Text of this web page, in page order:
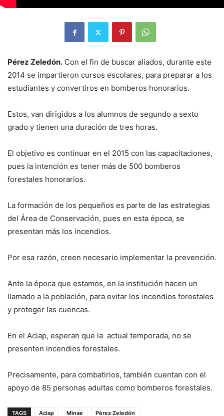
Pérez Zeledón. Con el fin de buscar aliados, durante este
2014 se impartieron cursos escolares, para preparar a los
estudiantes y convertiros en bomberos honorarios.
Estos, van dirigidos a los alumnos de segundo a sexto
grado y tienen una duración de tres horas.
El objetivo es continuar en el 2015 con las capacitaciones,
pues la intención es tener más de 500 bomberos
forestales honorarios.
La formación de los pequeños es parte de las estrategias
del Área de Conservación, pues en esta época, se
presentan más los incendios.
Por esa razón, creen necesario implementar la prevención.
Ante la época que estamos, en la institución hacen un
llamado a la población, para evitar los incendios forestales
y proteger las cuencas.
En el Aclap, esperan que la actual temporada, no se
presenten incendios forestales.
Precisamente, para combatirlos, también cuentan con el
apoyo de 85 personas adultas como bomberos forestales.
TAGS Aclap Minae Pérez Zeledón